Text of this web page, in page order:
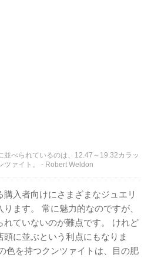
並べられているのは、12.47～19.32カラッ
ツァイト。 - Robert Weldon
入者向けにさまざまなジュエリ
ます。 常に魅力的なのですが、
れていないのが難点です。 けれど
頭に並ぶという利点にもなりま
色を持つクンツァイトは、目の肥